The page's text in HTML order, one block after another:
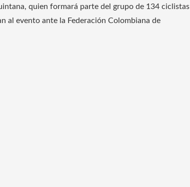
quien formará parte del grupo de 134 ciclistas
al evento ante la Federación Colombiana de